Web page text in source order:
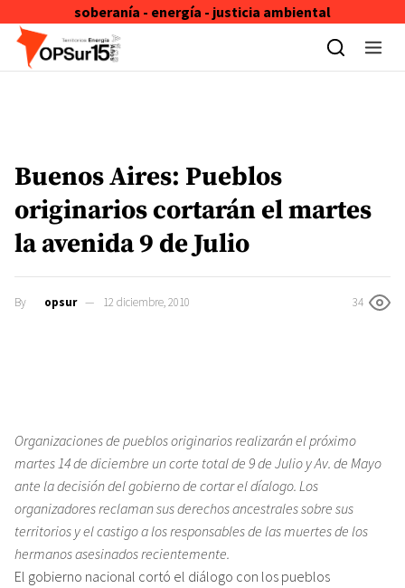
soberanía - energía - justicia ambiental
Skip to content
Buenos Aires: Pueblos
originarios cortarán el martes
la avenida 9 de Julio
By opsur 12 diciembre, 2010 34
Organizaciones de pueblos originarios realizarán el próximo
martes 14 de diciembre un corte total de 9 de Julio y Av. de Mayo
ante la decisión del gobierno de cortar el díalogo. Los
organizadores reclaman sus derechos ancestrales sobre sus
territorios y el castigo a los responsables de las muertes de los
hermanos asesinados recientemente.
El gobierno nacional cortó el diálogo con los pueblos